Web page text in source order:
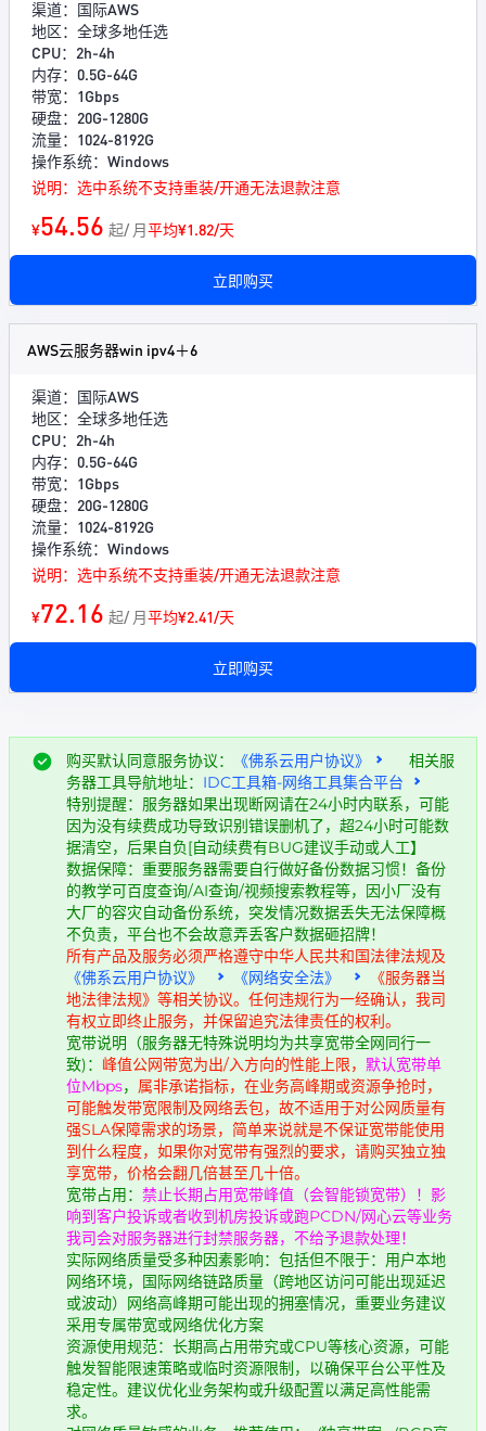
渠道：国际AWS
地区：全球多地任选
CPU：2h-4h
内存：0.5G-64G
带宽：1Gbps
硬盘：20G-1280G
流量：1024-8192G
操作系统：Windows
说明：选中系统不支持重装/开通无法退款注意
¥54.56 起/ 月平均¥1.82/天
立即购买
AWS云服务器win ipv4＋6
渠道：国际AWS
地区：全球多地任选
CPU：2h-4h
内存：0.5G-64G
带宽：1Gbps
硬盘：20G-1280G
流量：1024-8192G
操作系统：Windows
说明：选中系统不支持重装/开通无法退款注意
¥72.16 起/ 月平均¥2.41/天
立即购买
购买默认同意服务协议： 《佛系云用户协议》
相关服
务器工具导航地址： IDC工具箱-网络工具集合平台
特别提醒：服务器如果出现断网请在24小时内联系，可能
因为没有续费成功导致识别错误删机了，超24小时可能数
据清空，后果自负[自动续费有BUG建议手动或人工】
数据保障：重要服务器需要自行做好备份数据习惯！备份
的教学可百度查询/AI查询/视频搜索教程等，因小厂没有
大厂的容灾自动备份系统，突发情况数据丢失无法保障概
不负责，平台也不会故意弄丢客户数据砸招牌！
所有产品及服务必须严格遵守中华人民共和国法律法规及
《佛系云用户协议》
《网络安全法》
《服务器当
地法律法规》等相关协议。任何违规行为一经确认，我司
有权立即终止服务，并保留追究法律责任的权利。
宽带说明（服务器无特殊说明均为共享宽带全网同行一
致)： 峰值公网带宽为出/入方向的性能上限， 默认宽带单
位Mbps， 属非承诺指标，在业务高峰期或资源争抢时，
可能触发带宽限制及网络丢包，故不适用于对公网质量有
强SLA保障需求的场景，简单来说就是不保证宽带能使用
到什么程度，如果你对宽带有强烈的要求，请购买独立独
享宽带，价格会翻几倍甚至几十倍。
宽带占用： 禁止长期占用宽带峰值（会智能锁宽带）！影
响到客户投诉或者收到机房投诉或跑PCDN/网心云等业务
我司会对服务器进行封禁服务器，不给予退款处理！
实际网络质量受多种因素影响：包括但不限于：用户本地
网络环境，国际网络链路质量（跨地区访问可能出现延迟
或波动）网络高峰期可能出现的拥塞情况，重要业务建议
采用专属带宽或网络优化方案
资源使用规范：长期高占用带究或CPU等核心资源，可能
触发智能限速策略或临时资源限制，以确保平台公平性及
稳定性。建议优化业务架构或升级配置以满足高性能需
求。